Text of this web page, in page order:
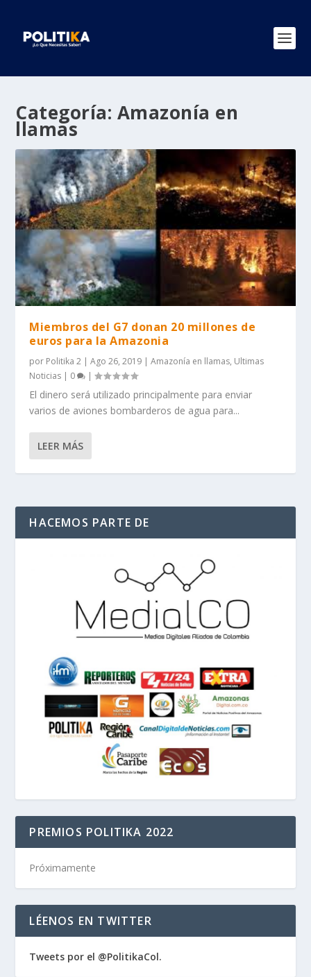
Categoría: Amazonía en
llamas
Miembros del G7 donan 20 millones de
euros para la Amazonia
por Politika 2 |Ago 26, 2019 |Amazonía en llamas, Ultimas
Noticias | 0 |
El dinero será utilizado principalmente para enviar
varios de aviones bombarderos de agua para...
LEER MÁS
HACEMOS PARTE DE
PREMIOS POLITIKA 2022
Próximamente
LÉENOS EN TWITTER
Tweets por el @PolitikaCol.